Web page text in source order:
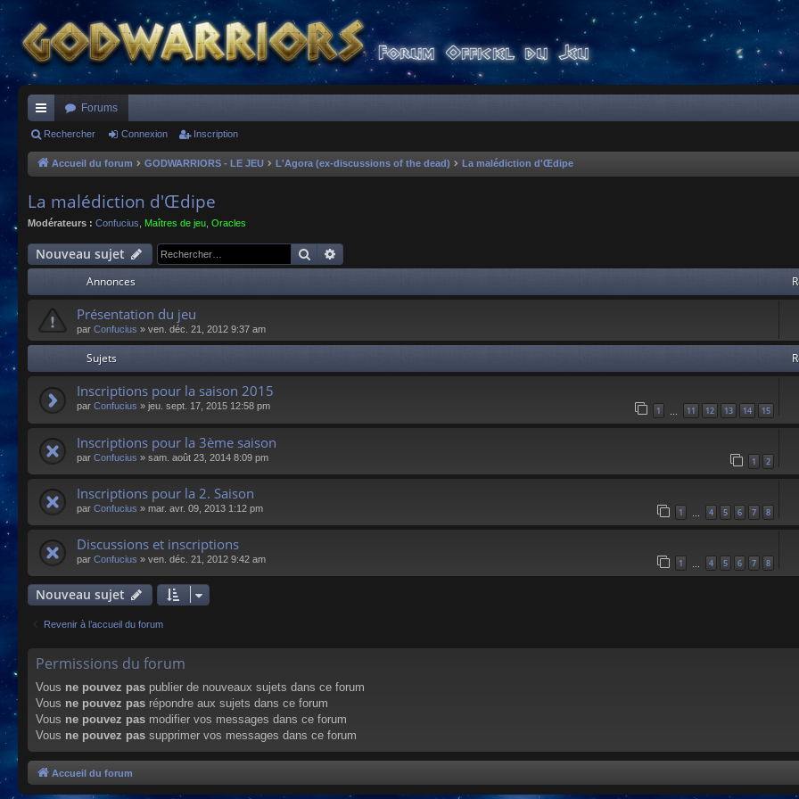
ac
co
s
Forums
Rechercher Connexion Inscription
Accueil du forum GODWARRIORS - LE JEU L'Agora (ex-discussions of the dead) La malédiction d'Œdipe
La malédiction d'Œdipe
Modérateurs : Confucius Maîtres de jeu Oracles
Nouveau sujet Rechercher
Annonces
Présentation du jeu
par Confucius » ven. déc. 21, 2012 9:37 am
Sujets
Inscriptions pour la saison 2015
par Confucius » jeu. sept. 17, 2015 12:58 pm 1 11 12 13 14 15
Inscriptions pour la 3ème saison
par Confucius » sam. août 23, 2014 8:09 pm 1 2
Inscriptions pour la 2. Saison
par Confucius » mar. avr. 09, 2013 1:12 pm 1 4 5 6 7 8
Discussions et inscriptions
par Confucius » ven. déc. 21, 2012 9:42 am 1 4 5 6 7 8
Nouveau sujet
Revenir à l’accueil du forum
Permissions du forum
Vous ne pouvez pas publier de nouveaux sujets dans ce forum
Vous ne pouvez pas répondre aux sujets dans ce forum
Vous ne pouvez pas modifier vos messages dans ce forum
Vous ne pouvez pas supprimer vos messages dans ce forum
Accueil du forum